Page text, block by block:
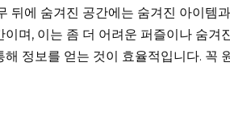
뒤에 숨겨진 공간에는 숨겨진 아이템
이며, 이는 좀 더 어려운 퍼즐이나 숨
해 정보를 얻는 것이 효율적입니다. 꼭